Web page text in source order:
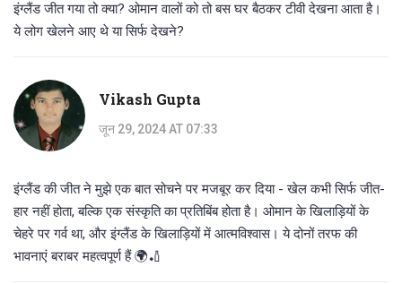
इंग्लैंड जीत गया तो क्या? ओमान वालों को तो बस घर बैठकर टीवी देखना आता है।
ये लोग खेलने आए थे या सिर्फ देखने?
Vikash Gupta
जून 29, 2024 AT 07:33
इंग्लैंड की जीत ने मुझे एक बात सोचने पर मजबूर कर दिया - खेल कभी सिर्फ जीत-
हार नहीं होता, बल्कि एक संस्कृति का प्रतिबिंब होता है। ओमान के खिलाड़ियों के
चेहरे पर गर्व था, और इंग्लैंड के खिलाड़ियों में आत्मविश्वास। ये दोनों तरफ की
भावनाएं बराबर महत्वपूर्ण हैं 🌍🏏